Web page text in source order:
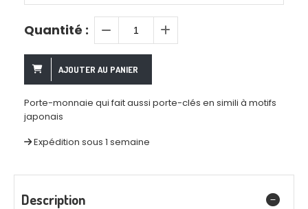
Quantité :
AJOUTER AU PANIER
Porte-monnaie qui fait aussi porte-clés en simili à motifs
japonais
Expédition sous 1 semaine
Description